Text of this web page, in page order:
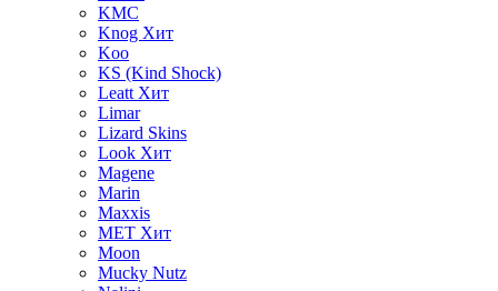
KMC
Knog Хит
Koo
KS (Kind Shock)
Leatt Хит
Limar
Lizard Skins
Look Хит
Magene
Marin
Maxxis
MET Хит
Moon
Mucky Nutz